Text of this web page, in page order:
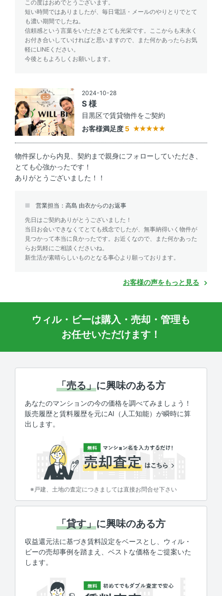
この度はおめでとうございます。
短い時間ではありましたが、毎日電話・メールのやりとりでとて
も濃い期間でしたね。
信頼感という言葉をいただきとても光栄です。ここからも末永く
お付き合いしていければと思いますので、また何かあったらお気
軽にLINEください。
今後ともよろしくお願いします。
2024-10-28
S 様
目黒区で賃貸物件をご契約
お客様満足度 5
物件探しから内見、契約まで親身にフォローしていただき、
とても心強かったです！
ありがとうございました！！
営業担当：高島 由衣からのお返事
先日はご契約ありがとうございました！
当日お会いできなくてとても残念でしたが、無事納得いく物件が
見つかって本当に良かったです。お近くなので、また何かあった
らお気軽にご相談くださいね。
新生活が素晴らしいものとなる事心より願っております。
お客様の声をもっと見る
ウィル・ビーは購入・売却・管理も
お任せいただけます！
「売る」に興味のある方
あなたのマンションの今の価格を調べてみましょう！
販売履歴と賃料履歴を元にAI（人工知能）が瞬時に算
出します。
※戸建、土地の査定につきましては直接お問合せ下さい
「貸す」に興味のある方
収益還元法に基づき賃料設定をベースとし、ウィル・
ビーの売却事例を踏まえ、ベストな価格をご提案いた
します。